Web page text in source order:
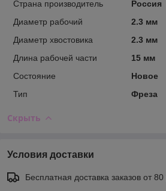
Страна производитель
Россия
Диаметр рабочий
2.3 мм
Диаметр хвостовика
2.3 мм
Длина рабочей части
15 мм
Состояние
Новое
Тип
Фреза
Скрыть
Условия доставки
Бесплатная доставка заказов от